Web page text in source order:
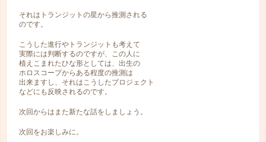
それはトランジットの星から推測される
のです。
こうした進行やトランジットも考えて
実際には判断するのですが、この人に
植えこまれたひな形としては、出生の
ホロスコープからある程度の推測は
出来ますし、それはこうしたプロジェクト
などにも反映されるのです。
次回からはまた新たな話をしましょう。
次回をお楽しみに。